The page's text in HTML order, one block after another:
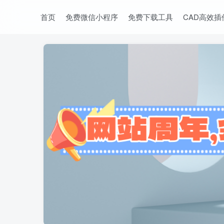
首页 免费微信小程序 免费下载工具 CAD高效插